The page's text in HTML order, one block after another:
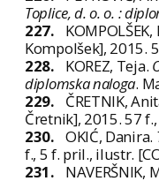
Toplice, d. o. o. :
227.
KOMPOLŠEK,
Kompolšek], 2015.
228.
KOREZ, Teja.
diplomska naloga.
229.
ČRETNIK,
Čretnik], 2015. 57
230. OKIĆ, Danira.
f., 5 f. pril., ilustr.
231.
NAVERŠNIK,